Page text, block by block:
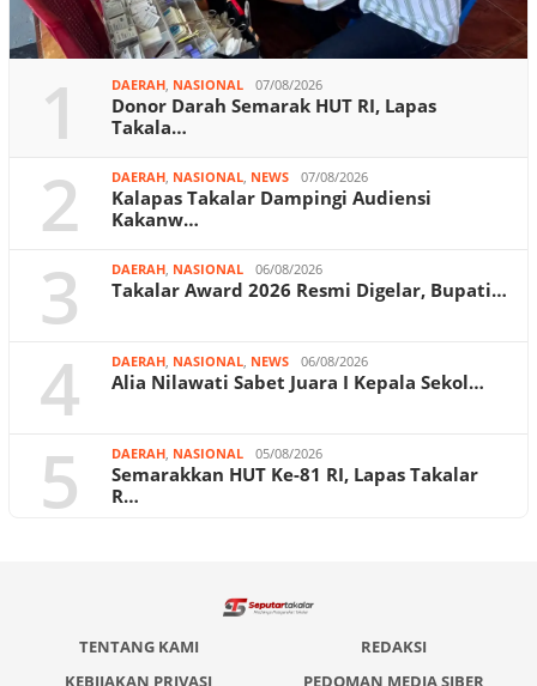
1 DAERAH NASIONAL 07/08/2026
Donor Darah Semarak HUT RI, Lapas
Takala…
2 DAERAH NASIONAL NEWS 07/08/2026
Kalapas Takalar Dampingi Audiensi
Kakanw…
3 DAERAH NASIONAL 06/08/2026
Takalar Award 2026 Resmi Digelar, Bupati…
4 DAERAH NASIONAL NEWS 06/08/2026
Alia Nilawati Sabet Juara I Kepala Sekol…
5 DAERAH NASIONAL 05/08/2026
Semarakkan HUT Ke-81 RI, Lapas Takalar
R…
TENTANG KAMI
REDAKSI
KEBIJAKAN PRIVASI
PEDOMAN MEDIA SIBER